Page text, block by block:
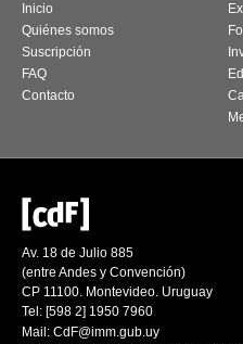
Inicio
Quiénes somos
Suscripción
FAQ
Contacto
Av. 18 de Julio 885
(entre Andes y Convención)
CP 11100. Montevideo. Uruguay
Tel: [598 2] 1950 7960
Mail: CdF@imm.gub.uy